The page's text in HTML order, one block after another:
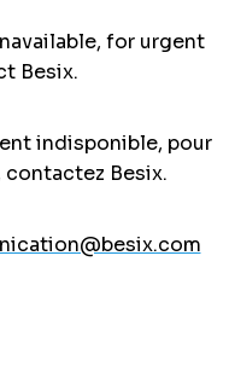
for urgent
Besix.
indisponible, pour
Besix.